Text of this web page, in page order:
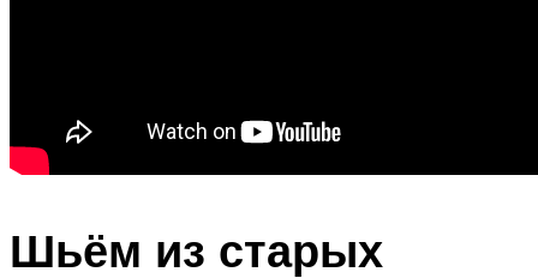
Шьём из старых